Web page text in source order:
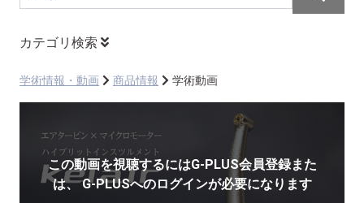
カテゴリ検索
学術情報・動画 商品情報 学術動画
この動画を視聴するにはG-PLUS会員登録また
は、G-PLUSへのログインが必要になります